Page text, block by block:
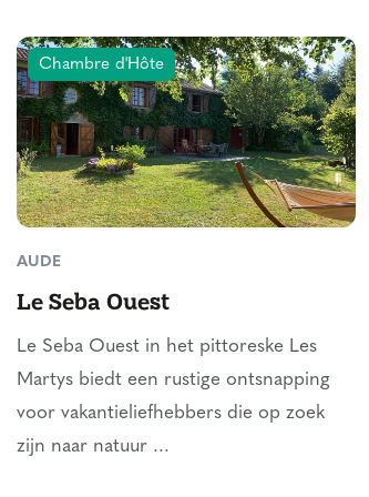
Chambre d'Hôte
AUDE
Le Seba Ouest
Le Seba Ouest in het pittoreske Les
Martys biedt een rustige ontsnapping
voor vakantieliefhebbers die op zoek
zijn naar natuur ...